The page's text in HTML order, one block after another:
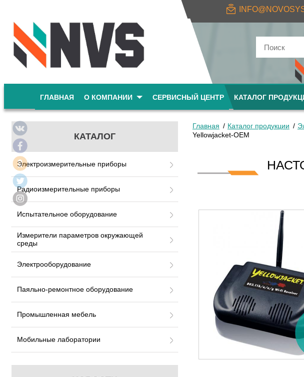
ГЛАВНАЯ О КОМПАНИИ СЕРВИСНЫЙ ЦЕНТР КАТАЛОГ
КАТАЛОГ
Электроизмерительные приборы
Радиоизмерительные приборы
Испытательное оборудование
Измерители параметров окружающей
среды
Электрооборудование
Паяльно-ремонтное оборудование
Промышленная мебель
Мобильные лаборатории
Главная Каталог продукции
Yellowjacket-OEM